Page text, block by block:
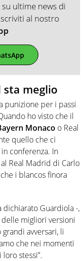
ultime news di
al nostro
sta meglio
punizione per i passi
ho visto che il
Monaco o Real
quello che ci
conferenza. In
Real Madrid di Carlo
i blancos finora
dichiarato Guardiola -,
migliori versioni
avversari, li
che nei momenti
stessi”.